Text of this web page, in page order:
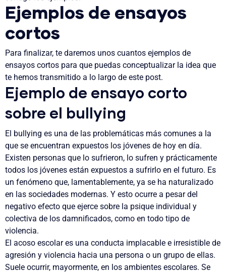
Ejemplos de ensayos
cortos
Para finalizar, te daremos unos cuantos ejemplos de
ensayos cortos para que puedas conceptualizar la idea que
te hemos transmitido a lo largo de este post.
Ejemplo de ensayo corto
sobre el bullying
El bullying es una de las problemáticas más comunes a la
que se encuentran expuestos los jóvenes de hoy en día.
Existen personas que lo sufrieron, lo sufren y prácticamente
todos los jóvenes están expuestos a sufrirlo en el futuro. Es
un fenómeno que, lamentablemente, ya se ha naturalizado
en las sociedades modernas. Y esto ocurre a pesar del
negativo efecto que ejerce sobre la psique individual y
colectiva de los damnificados, como en todo tipo de
violencia.
El acoso escolar es una conducta implacable e irresistible de
agresión y violencia hacia una persona o un grupo de ellas.
Suele ocurrir, mayormente, en los ambientes escolares. Se